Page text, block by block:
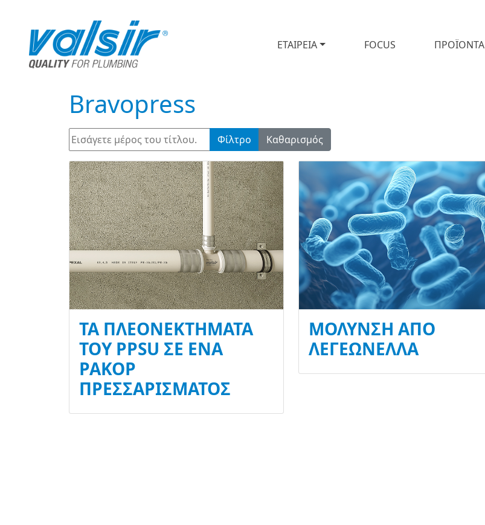
ΕΤΑΙΡΕΙΑ FOCUS ΠΡΟΪΟΝΤΑ
Bravopress
Εισάγετε μέρος του τίτλου. Φίλτρο Καθαρισμός
ΤΑ ΠΛΕΟΝΕΚΤΉΜΑΤΑ
ΤΟΥ PPSU ΣΕ ΈΝΑ
ΡΑΚΌΡ
ΠΡΕΣΣΑΡΊΣΜΑΤΟΣ
ΜΌΛΥΝΣΗ ΑΠΌ
ΛΕΓΕΩΝΈΛΛΑ